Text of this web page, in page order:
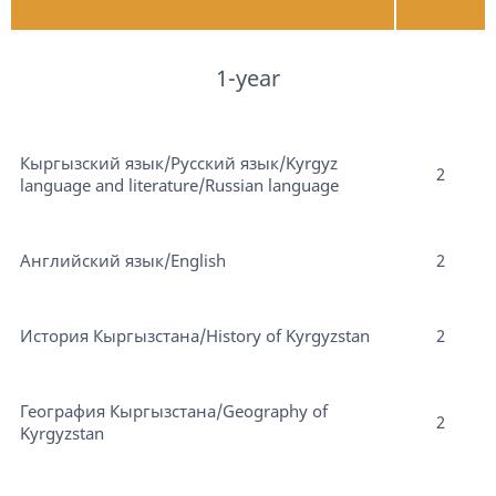
1-year
Кыргызский язык/Русский язык/Kyrgyz
language and literature/Russian language
2
Английский язык/English 2
История Кыргызстана/History of Kyrgyzstan 2
География Кыргызстана/Geography of
Kyrgyzstan
2